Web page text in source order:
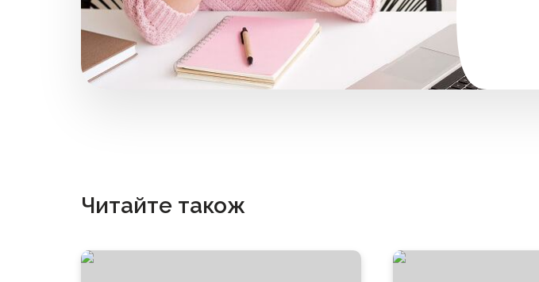
Читайте також